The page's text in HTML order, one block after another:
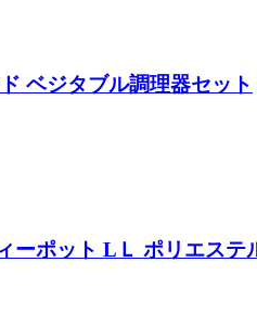
ベジタブル調理器セット
ーポット LＬ ポリエステ